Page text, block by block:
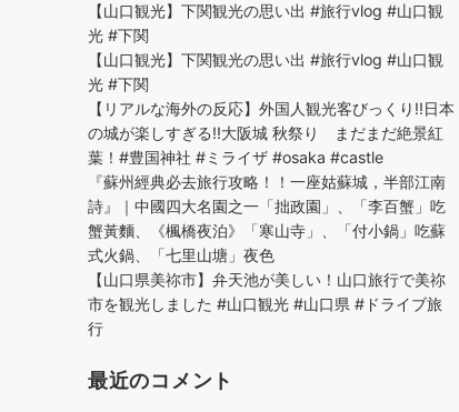
【山口観光】下関観光の思い出 #旅行vlog #山口観
光 #下関
【山口観光】下関観光の思い出 #旅行vlog #山口観
光 #下関
【リアルな海外の反応】外国人観光客びっくり!!日本
の城が楽しすぎる!!大阪城 秋祭り まだまだ絶景紅
葉！#豊国神社 #ミライザ #osaka #castle
『蘇州經典必去旅行攻略！！一座姑蘇城，半部江南
詩』｜中國四大名園之一「拙政園」、「李百蟹」吃
蟹黃麵、《楓橋夜泊》「寒山寺」、「付小鍋」吃蘇
式火鍋、「七里山塘」夜色
【山口県美祢市】弁天池が美しい！山口旅行で美祢
市を観光しました #山口観光 #山口県 #ドライブ旅
行
最近のコメント